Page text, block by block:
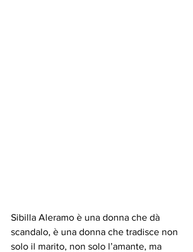
Sibilla Aleramo è una donna che dà
scandalo, è una donna che tradisce non
solo il marito, non solo l’amante, ma